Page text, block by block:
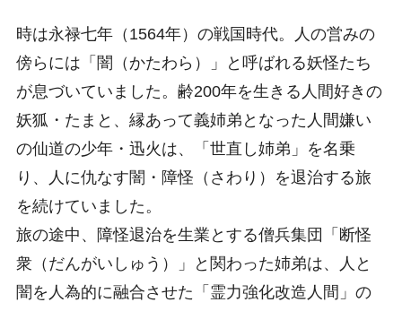
時は永禄七年（1564年）の戦国時代。人の営みの
傍らには「闇（かたわら）」と呼ばれる妖怪たち
が息づいていました。齢200年を生きる人間好きの
妖狐・たまと、縁あって義姉弟となった人間嫌い
の仙道の少年・迅火は、「世直し姉弟」を名乗
り、人に仇なす闇・障怪（さわり）を退治する旅
を続けていました。
旅の途中、障怪退治を生業とする僧兵集団「断怪
衆（だんがいしゅう）」と関わった姉弟は、人と
闇を人為的に融合させた「霊力強化改造人間」の